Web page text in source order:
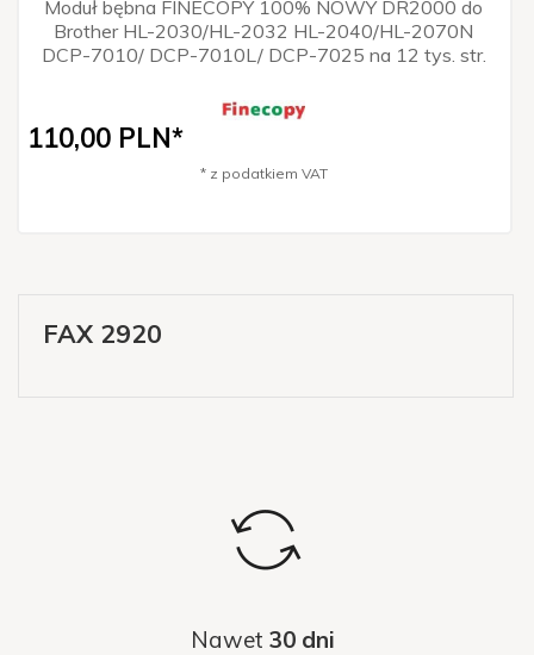
Moduł bębna FINECOPY 100% NOWY DR2000 do
Brother HL-2030/HL-2032 HL-2040/HL-2070N
DCP-7010/ DCP-7010L/ DCP-7025 na 12 tys. str.
110,00 PLN*
* z podatkiem VAT
FAX 2920
Nawet 30 dni